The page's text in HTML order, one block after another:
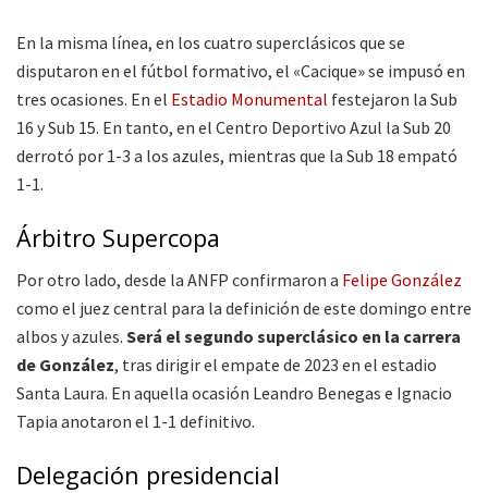
En la misma línea, en los cuatro superclásicos que se
disputaron en el fútbol formativo, el «Cacique» se impusó en
tres ocasiones. En el Estadio Monumental festejaron la Sub
16 y Sub 15. En tanto, en el Centro Deportivo Azul la Sub 20
derrotó por 1-3 a los azules, mientras que la Sub 18 empató
1-1.
Árbitro Supercopa
Por otro lado, desde la ANFP confirmaron a Felipe González
como el juez central para la definición de este domingo entre
albos y azules. Será el segundo superclásico en la carrera
de González, tras dirigir el empate de 2023 en el estadio
Santa Laura. En aquella ocasión Leandro Benegas e Ignacio
Tapia anotaron el 1-1 definitivo.
Delegación presidencial